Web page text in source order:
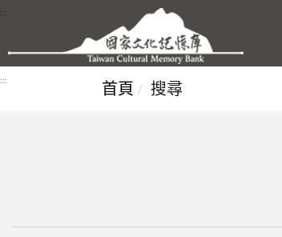
跳到主要內容區塊
:::
::: 首頁 搜尋